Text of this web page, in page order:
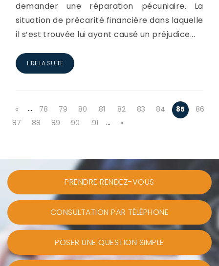
demander une réparation pécuniaire. La
situation de précarité financière dans laquelle
il s’est trouvée lui ayant causé un préjudice...
LIRE LA SUITE
« … 78 79 80 81 82 83 84 85
86
87
88 89 90 91 … »
PRENDRE RENDEZ-VOUS
CONSULTATION PAR TÉLÉPHONE
POSER UNE QUESTION SIMPLE